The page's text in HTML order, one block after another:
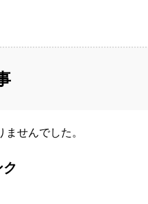
せんでした。